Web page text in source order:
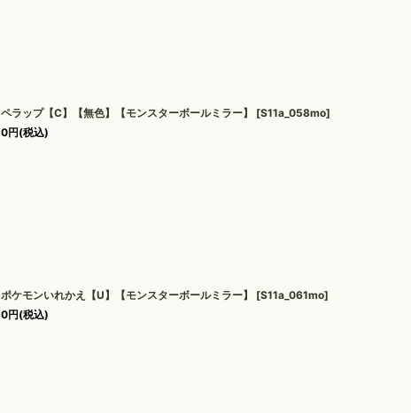
ペラップ【C】【無色】【モンスターボールミラー】 [S11a_058mo]
0円(税込)
ポケモンいれかえ【U】【モンスターボールミラー】 [S11a_061mo]
0円(税込)